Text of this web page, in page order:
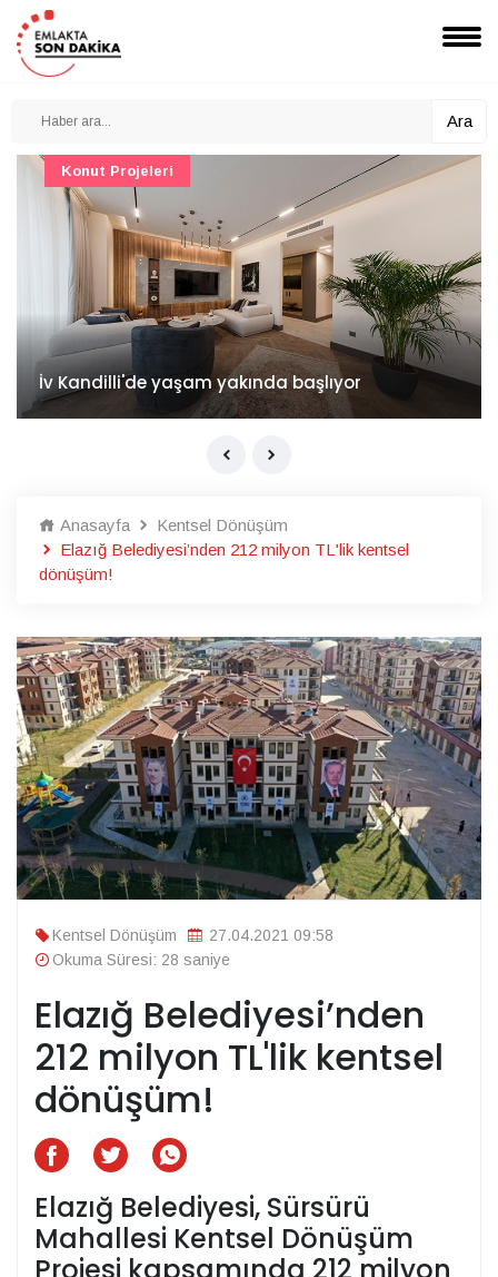
Ara
İv Kandilli'de yaşam yakında başlıyor
Konut Projeleri
Anasayfa
Kentsel Dönüşüm
Elazığ Belediyesi’nden 212 milyon TL'lik kentsel
dönüşüm!
Kentsel Dönüşüm
27.04.2021 09:58
Okuma Süresi: 28 saniye
Elazığ Belediyesi’nden
212 milyon TL'lik kentsel
dönüşüm!
Elazığ Belediyesi, Sürsürü
Mahallesi Kentsel Dönüşüm